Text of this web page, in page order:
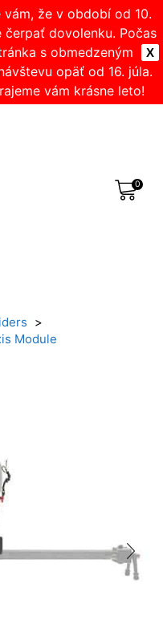
X
vám, že v období od 10.
čerpať dovolenku. Počas
s obmedzeným
opäť od 16. júla.
vám krásne leto!
0
Module